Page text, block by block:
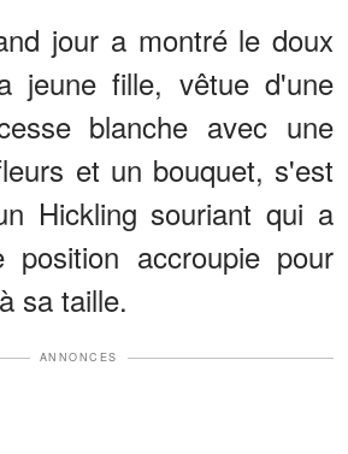
jour a montré le doux
jeune fille, vêtue d'une
blanche avec une
et un bouquet, s'est
Hickling souriant qui a
position accroupie pour
sa taille.
ANNONCES